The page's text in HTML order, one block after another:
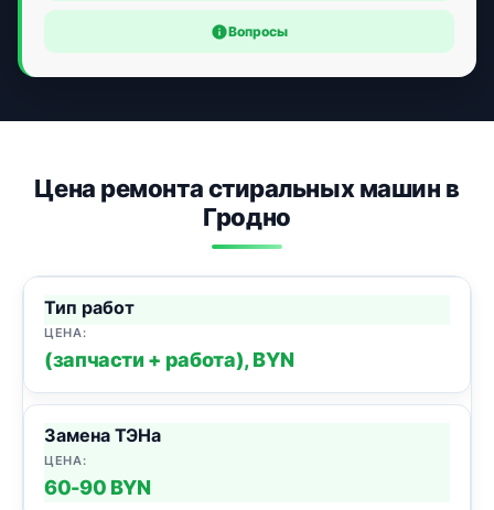
Вопросы
Цена ремонта стиральных машин в
Гродно
Тип работ
(запчасти + работа), BYN
Замена ТЭНа
60-90 BYN